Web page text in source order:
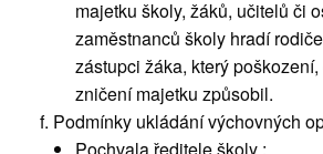
majetku školy, žáků, učitelů či
zaměstnanců školy hradí
zástupci žáka, který
zničení majetku způsobil.
Podmínky ukládání výchovných
Pochvala ředitele školy :